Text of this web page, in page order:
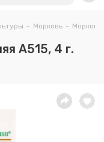
- Морковь - Морковь
А515, 4 г.